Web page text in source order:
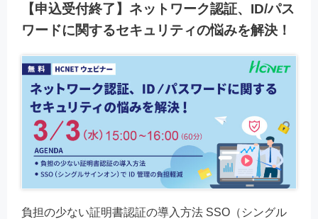
【申込受付終了】ネットワーク認証、ID/パス
ワードに関するセキュリティの悩みを解決！
負担の少ない証明書認証の導入方法 SSO（シングル